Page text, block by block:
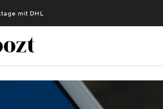
mit DHL